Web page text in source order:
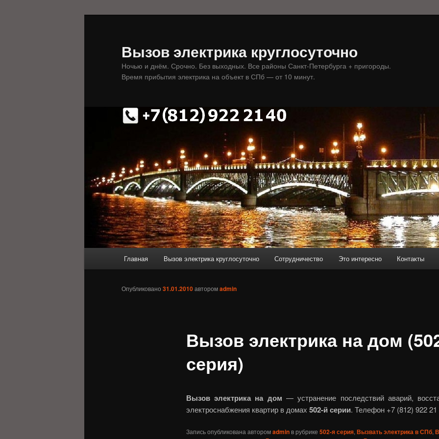
Вызов электрика круглосуточно
Ночью и днём. Срочно. Без выходных. Все районы Санкт-Петербурга + пригороды.
Время прибытия электрика на объект в СПб — от 10 минут.
Главная Вызов электрика круглосуточно Сотрудничество Это интересно Контакты
Вызов электрика на дом
серия)
Опубликовано 31.01.2010авторомadmin
Вызов электрика на дом — устранение последствий аварий,
электроснабжения квартир в домах 502‎-й серии. Телефон +7 (812) 922 21
Запись опубликована авторомadminв рубрике 502-я серия, Вызвать электрика в СПб,